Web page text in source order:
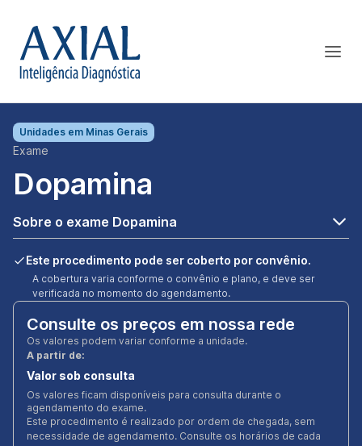
Unidades em Minas Gerais
Exame
Dopamina
Sobre o exame Dopamina
Este procedimento pode ser coberto por convênio.
A cobertura varia conforme o convênio e plano, e deve ser
verificada no momento do agendamento.
Consulte os preços em nossa rede
Os valores podem variar conforme a unidade.
A partir de:
Valor sob consulta
Os valores ficam disponíveis para consulta durante o
agendamento do exame.
Este procedimento é realizado por ordem de chegada, sem
necessidade de agendamento. Consulte os horários de cada